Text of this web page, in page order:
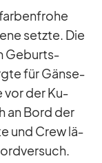
setzte. Die
Ge­burts­
für Gän­se­
vor der Ku­
an Bord der
und Crew lä­